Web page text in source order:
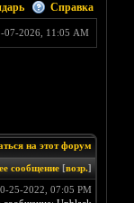
Справка
07-2026, 11:05 AM
на этот форум
сообщение [возр.]
25-2022, 07:05 PM